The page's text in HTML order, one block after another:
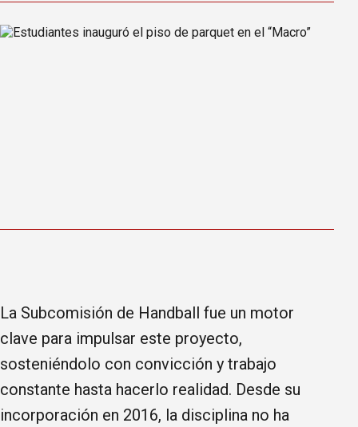
La Subcomisión de Handball fue un motor
clave para impulsar este proyecto,
sosteniéndolo con convicción y trabajo
constante hasta hacerlo realidad. Desde su
incorporación en 2016, la disciplina no ha